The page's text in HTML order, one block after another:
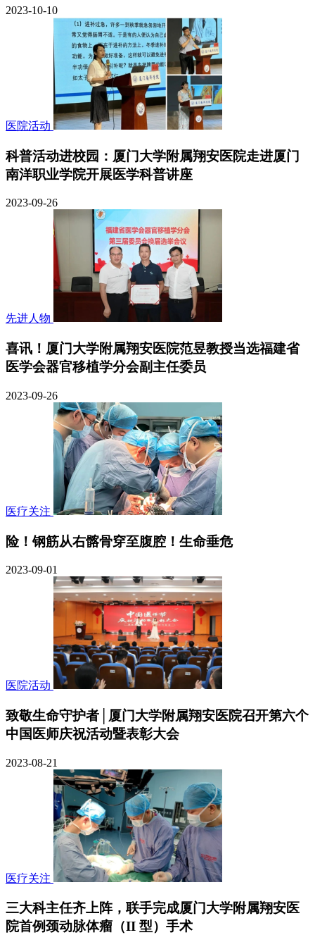
2023-10-10
医院活动
科普活动进校园：厦门大学附属翔安医院走进厦门
南洋职业学院开展医学科普讲座
2023-09-26
先进人物
喜讯！厦门大学附属翔安医院范昱教授当选福建省
医学会器官移植学分会副主任委员
2023-09-26
医疗关注
险！钢筋从右髂骨穿至腹腔！生命垂危
2023-09-01
医院活动
致敬生命守护者│厦门大学附属翔安医院召开第六个
中国医师庆祝活动暨表彰大会
2023-08-21
医疗关注
三大科主任齐上阵，联手完成厦门大学附属翔安医
院首例颈动脉体瘤（II 型）手术